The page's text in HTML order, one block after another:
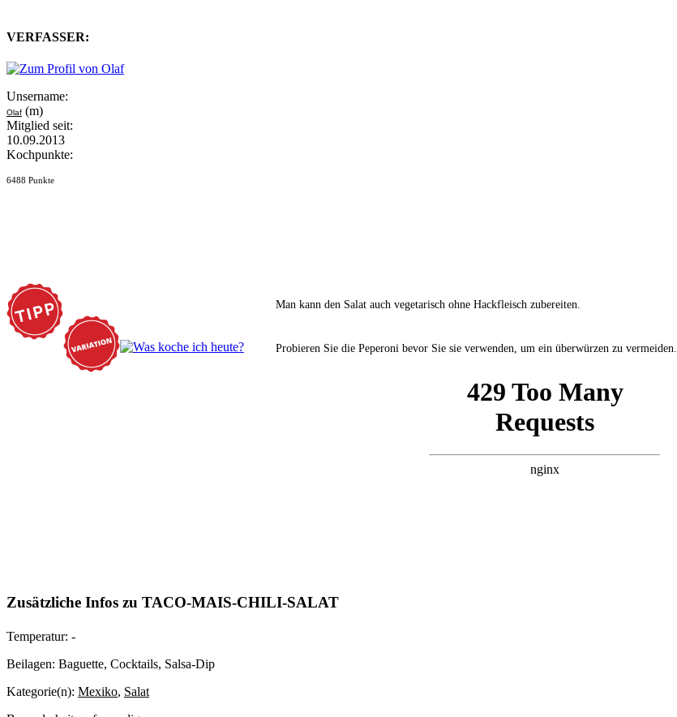
VERFASSER:
Unsername:
Olaf (m)
Mitglied seit:
10.09.2013
Kochpunkte:
6488 Punkte
Man kann den Salat auch vegetarisch ohne Hackfleisch zubereiten.
Probieren Sie die Peperoni bevor Sie sie verwenden, um ein überwürzen zu vermeiden.
Zusätzliche Infos zu TACO-MAIS-CHILI-SALAT
Temperatur: -
Beilagen: Baguette, Cocktails, Salsa-Dip
Kategorie(n): Mexiko, Salat